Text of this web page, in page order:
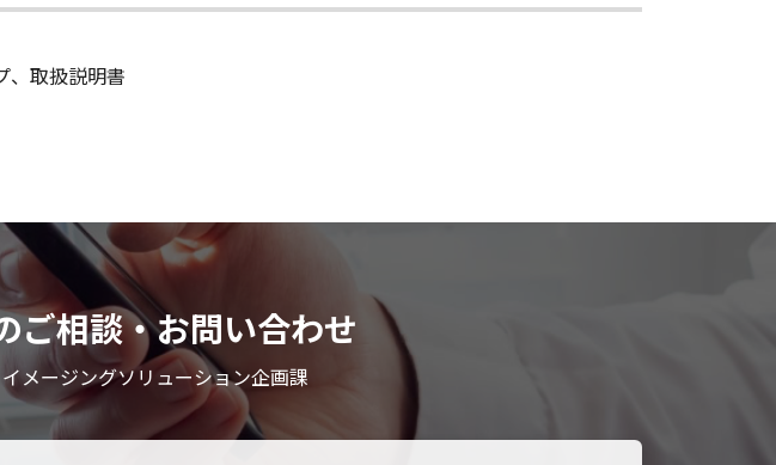
、取扱説明書
ご相談・お問い合わせ
メージングソリューション企画課